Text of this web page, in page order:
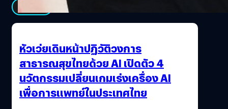
หัวเว่ยเดินหน้าปฏิวัติวงการ
สาธารณสุขไทยด้วย AI เปิดตัว 4
นวัตกรรมเปลี่ยนเกมเร่งเครื่อง AI
เพื่อการแพทย์ในประเทศไทย